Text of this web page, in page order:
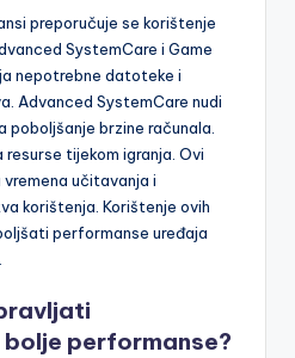
preporučuje se korištenje
SystemCare i Game
nepotrebne datoteke i
Advanced SystemCare nudi
poboljšanje brzine računala.
tijekom igranja. Ovi
vremena učitavanja i
korištenja. Korištenje ovih
performanse uređaja
performanse?